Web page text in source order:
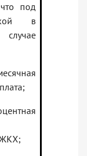
под
в
ЖКХ;